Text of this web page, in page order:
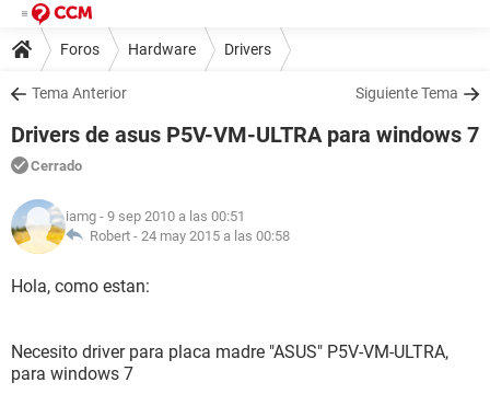
Foros Hardware Drivers
Tema Anterior Siguiente Tema
Drivers de asus P5V-VM-ULTRA para windows 7
Cerrado
iamg - 9 sep 2010 a las 00:51
Robert - 24 may 2015 a las 00:58
Hola, como estan:
Necesito driver para placa madre "ASUS" P5V-VM-ULTRA,
para windows 7